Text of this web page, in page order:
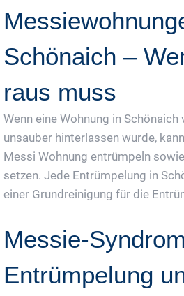
Schönaich –
raus muss
Wenn eine Wohnung in
unsauber hinterlassen wurde,
Messi Wohnung entrümpeln
setzen. Jede Entrümpelung in
einer Grundreinigung für die
Messie-
Entrümpelung